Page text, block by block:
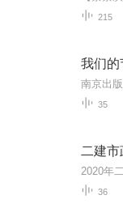
215
我们的
35
二建
36